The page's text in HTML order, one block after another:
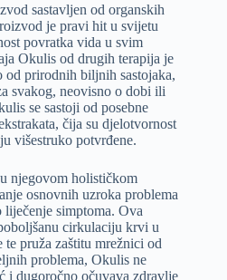
sastavljen od organskih
je pravi hit u svijetu
povratka vida u svim
Okulis od drugih terapija je
od prirodnih biljnih sastojaka,
svakog, neovisno o dobi ili
se sastoji od posebne
čija su djelotvornost
višestruko potvrđene.
njegovom holističkom
osnovnih uzroka problema
simptoma. Ova
cirkulaciju krvi u
te pruža zaštitu mrežnici od
problema, Okulis ne
i dugoročno očuvava zdravlje